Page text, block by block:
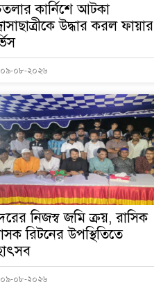
কার্নিশে আটকা
উদ্ধার করল ফায়ার
০৯-০৮-২০২৬
নিজস্ব জমি ক্রয়, রাসিক
রিটনের উপস্থিতিতে
০৯-০৮-২০২৬